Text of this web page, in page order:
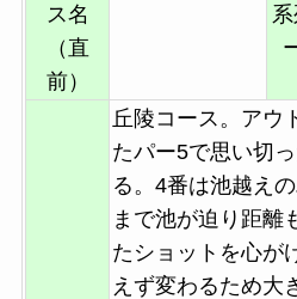
ス名
（直
前）
丘陵コース。アウ
たパー5で思い切
る。4番は池越え
まで池が迫り距離
たショットを心が
えず変わるため大